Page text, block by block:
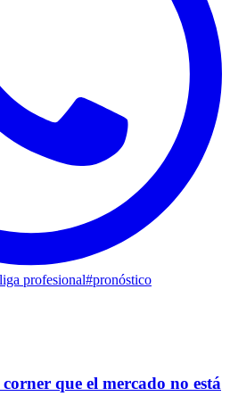
liga profesional#pronóstico
que el mercado no está